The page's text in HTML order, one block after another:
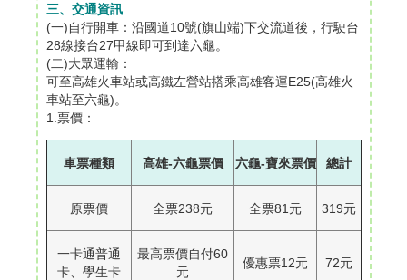
三、交通資訊
(一)自行開車：沿國道10號(旗山端)下交流道後，行駛台
28線接台27甲線即可到達六龜。
(二)大眾運輸：
可至高雄火車站或高鐵左營站搭乘高雄客運E25(高雄火
車站至六龜)。
1.票價：
車票種類 高雄-六龜票價 六龜-寶來票價 總計
原票價 全票238元 全票81元 319元
一卡通普通
卡、學生卡
最高票價自付60
元
優惠票12元 72元